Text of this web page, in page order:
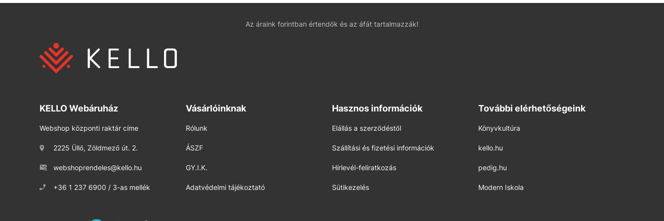
Az áraink forintban értendők és az áfát tartalmazzák!
KELLO Webáruház
Webshop központi raktár címe
2225 Üllő, Zöldmező út. 2.
webshoprendeles@kello.hu
+36 1 237 6900 / 3-as mellék
Vásárlóinknak
Rólunk
ÁSZF
GY.I.K.
Adatvédelmi tájékoztató
Hasznos információk
Elállás a szerződéstől
Szállítási és fizetési információk
Hírlevél-feliratkozás
Sütikezelés
További elérhetőségeink
Könyvkultúra
kello.hu
pedig.hu
Modern Iskola